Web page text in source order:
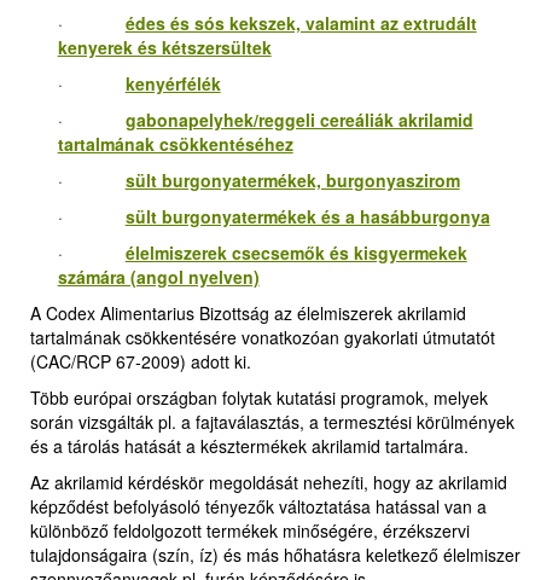
· édes és sós kekszek, valamint az extrudált
kenyerek és kétszersültek
· kenyérfélék
· gabonapelyhek/reggeli cereáliák akrilamid
tartalmának csökkentéséhez
· sült burgonyatermékek, burgonyaszirom
· sült burgonyatermékek és a hasábburgonya
· élelmiszerek csecsemők és kisgyermekek
számára (angol nyelven)
A Codex Alimentarius Bizottság az élelmiszerek akrilamid
tartalmának csökkentésére vonatkozóan gyakorlati útmutatót
(CAC/RCP 67-2009) adott ki.
Több európai országban folytak kutatási programok, melyek
során vizsgálták pl. a fajtaválasztás, a termesztési körülmények
és a tárolás hatását a késztermékek akrilamid tartalmára.
Az akrilamid kérdéskör megoldását nehezíti, hogy az akrilamid
képződést befolyásoló tényezők változtatása hatással van a
különböző feldolgozott termékek minőségére, érzékszervi
tulajdonságaira (szín, íz) és más hőhatásra keletkező élelmiszer